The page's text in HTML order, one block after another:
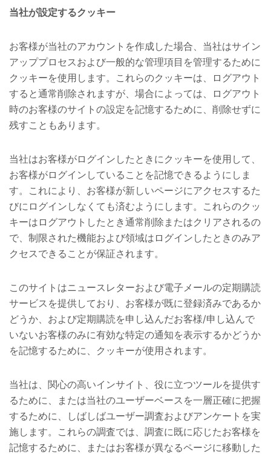
当社が設定するクッキー
お客様が当社のアカウントを作成した場合、当社はサイン
アッププロセスおよび一般的な管理項目を管理するために
クッキーを使用します。これらのクッキーは、ログアウト
すると通常削除されますが、場合によっては、ログアウト
時のお客様のサイトの設定を記憶するために、削除せずに
残すこともあります。
当社はお客様がログインしたときにクッキーを使用して、
お客様がログインしていることを記憶できるようにしま
す。これにより、お客様が新しいページにアクセスするた
びにログインしなくても済むようにします。これらのクッ
キーはログアウトしたとき通常削除またはクリアされるの
で、制限された機能および領域はログインしたときのみア
クセスできることが保証されます。
このサイトはニュースレターおよび電子メールの定期購読
サービスを提供しており、お客様が既に登録済みであるか
どうか、および定期購読を申し込んだお客様/申し込んで
いないお客様のみに有効な特定の通知を表示するかどうか
を記憶するために、クッキーが使用されます。
当社は、関心の高いインサイト、役に立つツールを提供す
るために、または当社のユーザーベースを一層正確に把握
するために、しばしばユーザー調査およびアンケートを実
施します。これらの調査では、調査に既に応じたお客様を
記憶するために、またはお客様が異なるページに移動した